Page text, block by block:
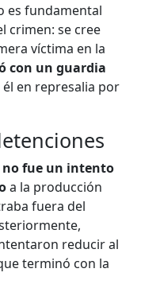
es fundamental
crimen: se cree
víctima en la
con un guardia
en represalia por
no fue un intento
a la producción
fuera del
reducir al
terminó con la